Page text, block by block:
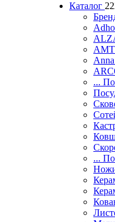
Каталог
AMT
...
...